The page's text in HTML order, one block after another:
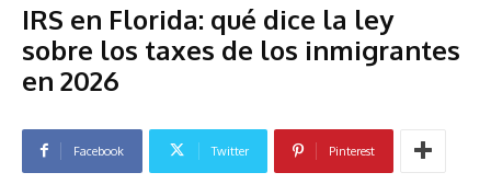
IRS en Florida: qué dice la ley
sobre los taxes de los inmigrantes
en 2026
Facebook Twitter Pinterest